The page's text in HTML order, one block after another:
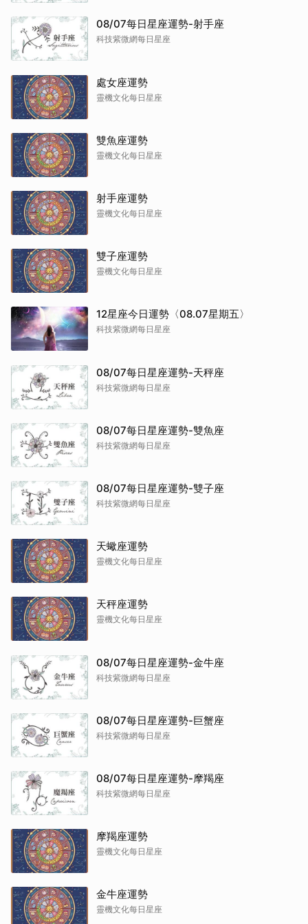
08/07每日星座運勢-射手座
科技紫微網每日星座
處女座運勢
靈機文化每日星座
雙魚座運勢
靈機文化每日星座
射手座運勢
靈機文化每日星座
雙子座運勢
靈機文化每日星座
12星座今日運勢〈08.07星期五〉
科技紫微網每日星座
08/07每日星座運勢-天秤座
科技紫微網每日星座
08/07每日星座運勢-雙魚座
科技紫微網每日星座
08/07每日星座運勢-雙子座
科技紫微網每日星座
天蠍座運勢
靈機文化每日星座
天秤座運勢
靈機文化每日星座
08/07每日星座運勢-金牛座
科技紫微網每日星座
08/07每日星座運勢-巨蟹座
科技紫微網每日星座
08/07每日星座運勢-摩羯座
科技紫微網每日星座
摩羯座運勢
靈機文化每日星座
金牛座運勢
靈機文化每日星座